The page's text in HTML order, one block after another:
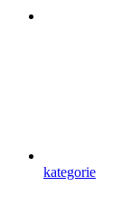
kategorie